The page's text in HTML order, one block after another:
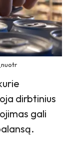
dirbtinius
gali